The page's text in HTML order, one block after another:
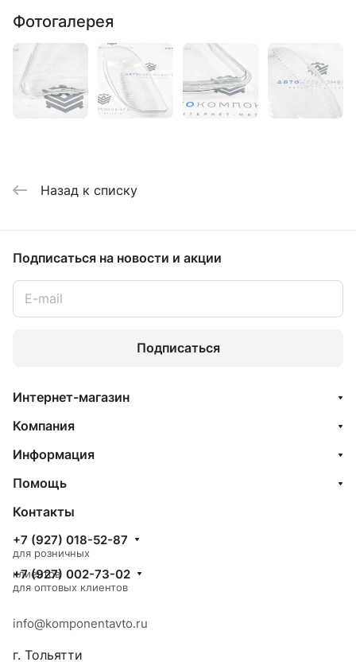
Фотогалерея
Назад к списку
Подписаться на новости и акции
Подписаться
Интернет-магазин
Компания
Информация
Помощь
Контакты
+7 (927) 018-52-87
для розничных
клиентов
+7 (927) 002-73-02
для оптовых клиентов
info@komponentavto.ru
г. Тольятти